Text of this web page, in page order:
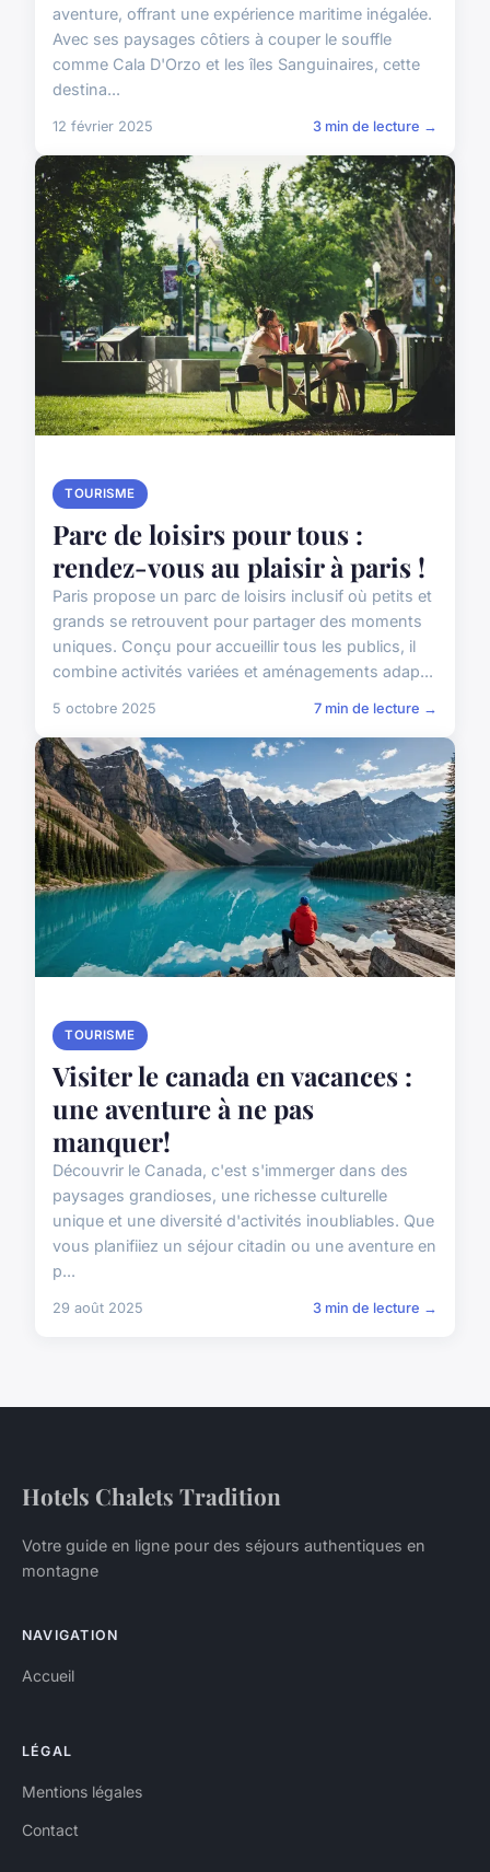
aventure, offrant une expérience maritime inégalée.
Avec ses paysages côtiers à couper le souffle
comme Cala D'Orzo et les îles Sanguinaires, cette
destina...
12 février 2025 3 min de lecture →
TOURISME
Parc de loisirs pour tous :
rendez-vous au plaisir à paris !
Paris propose un parc de loisirs inclusif où petits et
grands se retrouvent pour partager des moments
uniques. Conçu pour accueillir tous les publics, il
combine activités variées et aménagements adap...
5 octobre 2025 7 min de lecture →
TOURISME
Visiter le canada en vacances :
une aventure à ne pas
manquer!
Découvrir le Canada, c'est s'immerger dans des
paysages grandioses, une richesse culturelle
unique et une diversité d'activités inoubliables. Que
vous planifiiez un séjour citadin ou une aventure en
p...
29 août 2025 3 min de lecture →
Hotels Chalets Tradition
Votre guide en ligne pour des séjours authentiques en
montagne
NAVIGATION
Accueil
LÉGAL
Mentions légales
Contact